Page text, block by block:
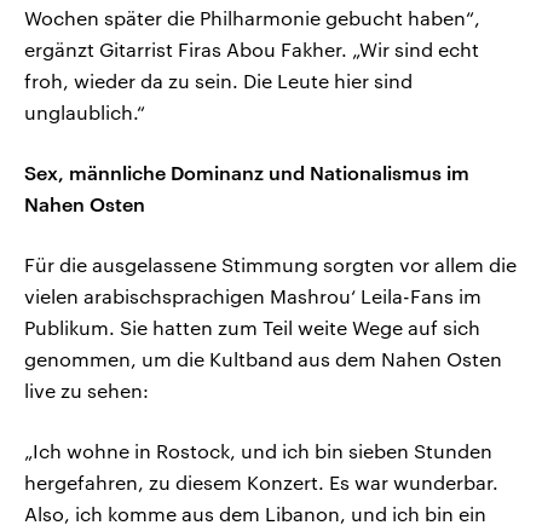
Wochen später die Philharmonie gebucht haben“,
ergänzt Gitarrist Firas Abou Fakher. „Wir sind echt
froh, wieder da zu sein. Die Leute hier sind
unglaublich.“
Sex, männliche Dominanz und Nationalismus im
Nahen Osten
Für die ausgelassene Stimmung sorgten vor allem die
vielen arabischsprachigen Mashrou‘ Leila-Fans im
Publikum. Sie hatten zum Teil weite Wege auf sich
genommen, um die Kultband aus dem Nahen Osten
live zu sehen:
„Ich wohne in Rostock, und ich bin sieben Stunden
hergefahren, zu diesem Konzert. Es war wunderbar.
Also, ich komme aus dem Libanon, und ich bin ein